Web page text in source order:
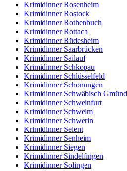
Krimidinner Rosenheim
Krimidinner Rostock
Krimidinner Rothenbuch
Krimidinner Rottach
Krimidinner Rüdesheim
Krimidinner Saarbrücken
Krimidinner Sailauf
Krimidinner Schkopau
Krimidinner Schlüsselfeld
Krimidinner Schonungen
Krimidinner Schwäbisch Gmünd
Krimidinner Schweinfurt
Krimidinner Schwelm
Krimidinner Schwerin
Krimidinner Selent
Krimidinner Senheim
Krimidinner Siegen
Krimidinner Sindelfingen
Krimidinner Solingen